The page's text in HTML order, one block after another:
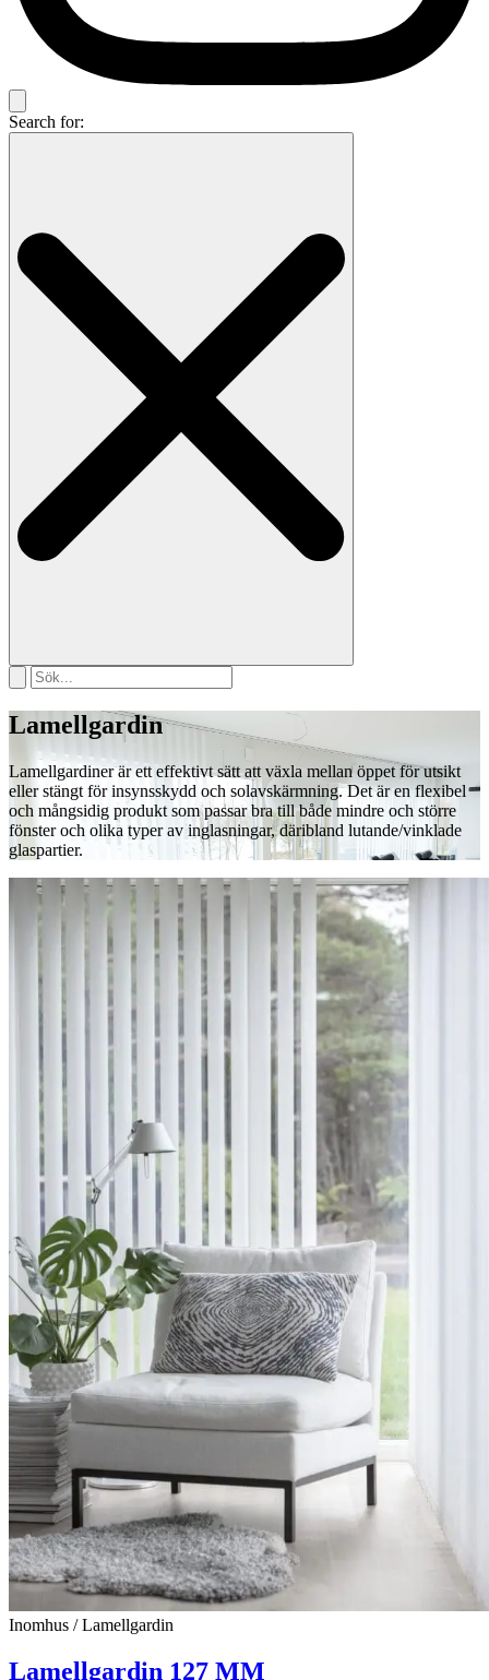
Search for:
Lamellgardin
Lamellgardiner är ett effektivt sätt att växla mellan öppet för utsikt
eller stängt för insynsskydd och solavskärmning. Det är en flexibel
och mångsidig produkt som passar bra till både mindre och större
fönster och olika typer av inglasningar, däribland lutande/vinklade
glaspartier.
Inomhus / Lamellgardin
Lamellgardin 127 MM